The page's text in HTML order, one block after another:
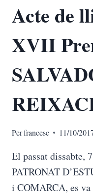
Acte de
XVII
Perfrancesc 11/10/
El passat dissabte,
PATRONAT
i COMARCA, es va